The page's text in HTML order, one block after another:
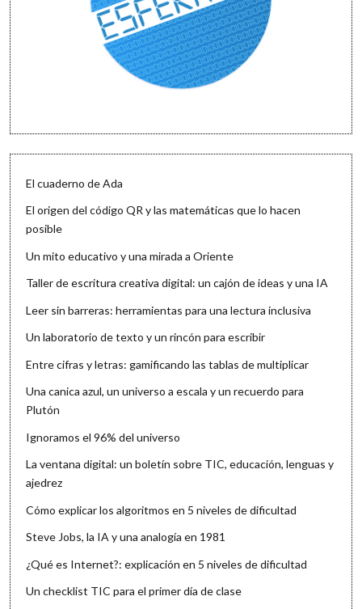
El cuaderno de Ada
El origen del código QR y las matemáticas que lo hacen
posible
Un mito educativo y una mirada a Oriente
Taller de escritura creativa digital: un cajón de ideas y una IA
Leer sin barreras: herramientas para una lectura inclusiva
Un laboratorio de texto y un rincón para escribir
Entre cifras y letras: gamificando las tablas de multiplicar
Una canica azul, un universo a escala y un recuerdo para
Plutón
Ignoramos el 96% del universo
La ventana digital: un boletín sobre TIC, educación, lenguas y
ajedrez
Cómo explicar los algoritmos en 5 niveles de dificultad
Steve Jobs, la IA y una analogía en 1981
¿Qué es Internet?: explicación en 5 niveles de dificultad
Un checklist TIC para el primer día de clase